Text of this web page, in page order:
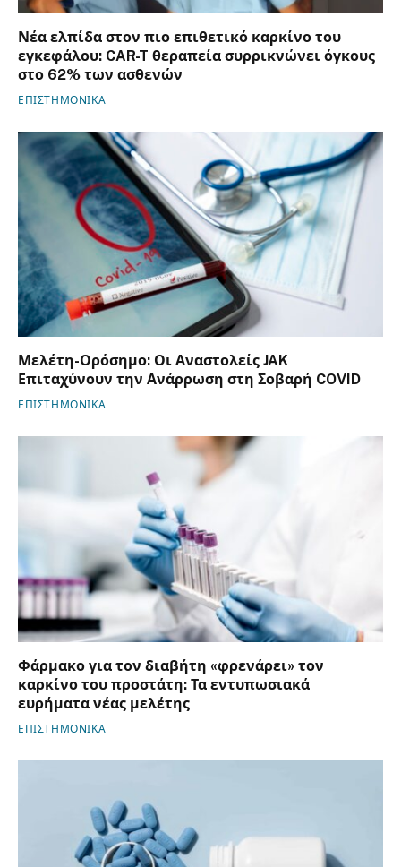
Νέα ελπίδα στον πιο επιθετικό καρκίνο του
εγκεφάλου: CAR-T θεραπεία συρρικνώνει όγκους
στο 62% των ασθενών
ΕΠΙΣΤΗΜΟΝΙΚΑ
Μελέτη-Ορόσημο: Οι Αναστολείς JAK
Επιταχύνουν την Ανάρρωση στη Σοβαρή COVID
ΕΠΙΣΤΗΜΟΝΙΚΑ
Φάρμακο για τον διαβήτη «φρενάρει» τον
καρκίνο του προστάτη: Τα εντυπωσιακά
ευρήματα νέας μελέτης
ΕΠΙΣΤΗΜΟΝΙΚΑ